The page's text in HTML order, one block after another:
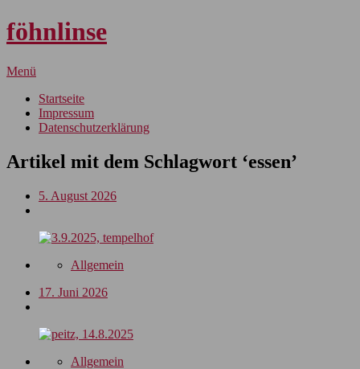
föhnlinse
Menü
Startseite
Impressum
Datenschutzerklärung
Artikel mit dem Schlagwort ‘essen’
5. August 2026
Allgemein
17. Juni 2026
Allgemein